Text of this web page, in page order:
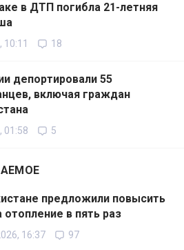
в ДТП погибла 21-летняя
10:11 18
депортировали 55
включая граждан
01:58 5
предложили повысить
отопление в пять раз
16:37 97